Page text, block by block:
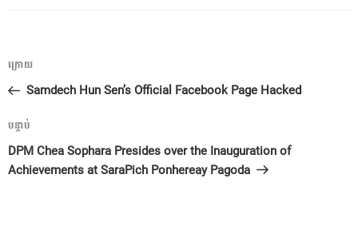
ការ​
នាំទិស​
ប្រកាស
អត្ថបទ
មុន
ក្រោយ
Samdech Hun Sen’s Official Facebook Page Hacked
អត្ថបទ
បន្ទាប់
បន្ទាប់
DPM Chea Sophara Presides over the Inauguration of
Achievements at SaraPich Ponhereay Pagoda